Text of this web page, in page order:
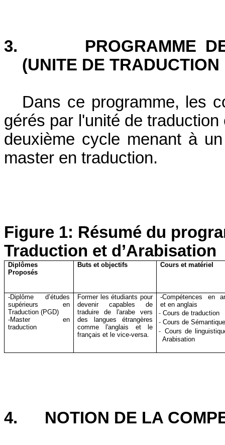
3.
PROGRAMME
(UNITE DE
Dans ce programme, les
gérés par l'unité de
deuxième cycle menant à
master en traduction.
Figure 1: Résumé du
Traduction et d’Arabisation
Diplômes
Proposés
Buts et objectifs Cours et matériel
-Diplôme d’études
supérieurs en
Traduction (PGD)
-Master en
traduction
Former les étudiants pour
devenir capables de
traduire de l'arabe vers
des langues étrangères
comme l'anglais et le
français et le vice-versa.
-Compétences en
et en anglais
- Cours de traduction
- Cours de
- Cours de
Arabisation
4. NOTION DE LA